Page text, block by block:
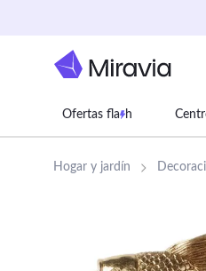
Ofertas fla h
Supermercado
Hogar y jardín